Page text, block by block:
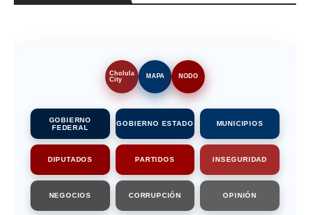
Cholula
City
MAPA NODO
GOBIERNO
FEDERAL
GOBIERNO ESTADO MUNICIPIOS
DIPUTADOS PARTIDOS INSEGURIDAD
NEGOCIOS CORRUPCIÓN OPINIÓN